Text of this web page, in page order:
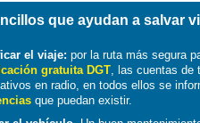
que ayudan a salvar
el viaje:por la ruta más segura
gratuita DGT , las cuentas
en radio, en todos ellos se
que puedan existir.